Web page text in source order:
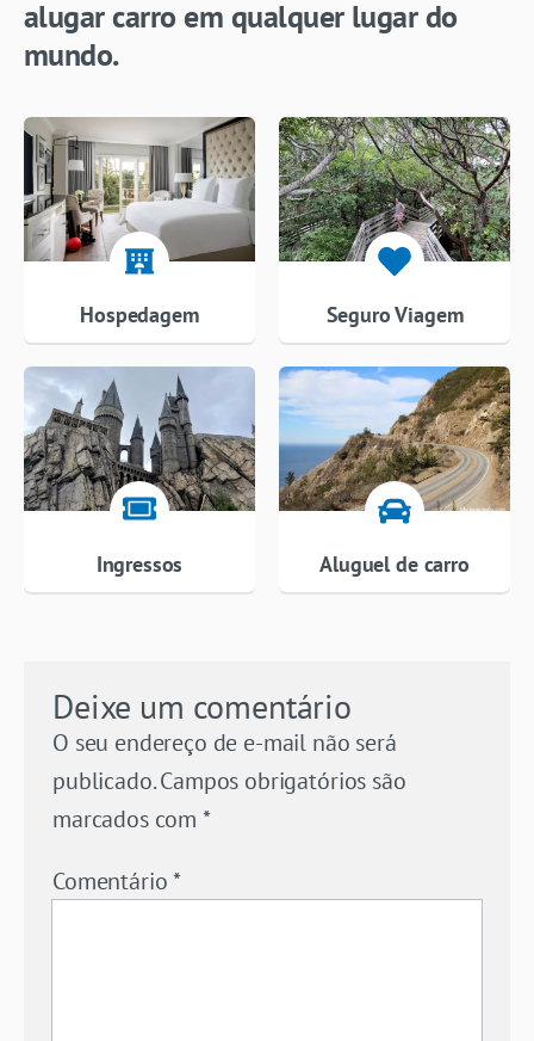
alugar carro em qualquer lugar do
mundo.
Hospedagem Seguro Viagem
Ingressos Aluguel de carro
Deixe um comentário
O seu endereço de e-mail não será
publicado. Campos obrigatórios são
marcados com *
Comentário*